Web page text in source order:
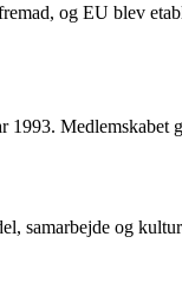
og EU blev
Medlemskabet
samarbejde og